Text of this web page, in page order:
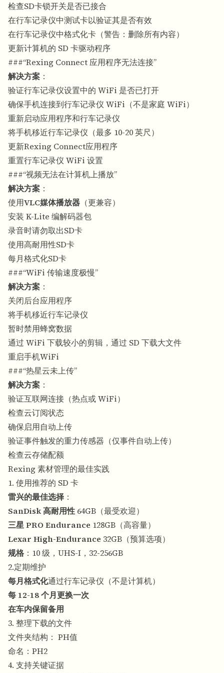
检查SD卡锁开关是否已接合
在行车记录仪中测试卡以验证其是否有效
在行车记录仪中格式化卡（警告：删除所有内容）
更新计算机的 SD 卡驱动程序
###“Rexing Connect 应用程序无法连接”
解决方案 ：
验证行车记录仪设置中的 WiFi 是否已打开
确保手机连接到行车记录仪 WiFi（不是家庭 WiFi）
重新启动应用程序和行车记录仪
将手机移近行车记录仪（最多 10-20 英尺）
更新Rexing Connect应用程序
重置行车记录仪 WiFi 设置
###“视频无法在计算机上播放”
解决方案 ：
使用VLC媒体播放器 （更兼容）
安装 K-Lite 编解码器包
录音时请勿取出SD卡
使用高耐用性SD卡
每月格式化SD卡
###“WiFi 传输速度极慢”
解决方案 ：
关闭后台应用程序
将手机移近行车记录仪
暂时禁用蜂窝数据
通过 WiFi 下载较小的剪辑，通过 SD 下载大文件
重启手机WiFi
###“热星云未上传”
解决方案 ：
验证互联网连接（热点或 WiFi）
检查云订阅状态
确保启用自动上传
验证事件触发的重力传感器（仅事件自动上传）
检查云存储配额
Rexing 素材管理的最佳实践
1. 使用推荐的 SD 卡
雷兴的最佳选择 ：
SanDisk 高耐用性 64GB（最受欢迎）
三星 PRO Endurance 128GB（高容量）
Lexar High-Endurance 32GB（预算选项）
规格 ：10 级，UHS-I，32-256GB
2.定期维护
每月格式化通过行车记录仪（不是计算机）
每 12-18 个月更换一次
在车内保留备用
3. 整理下载的文件
文件夹结构： PH值
命名：PH2
4. 支持关键证据